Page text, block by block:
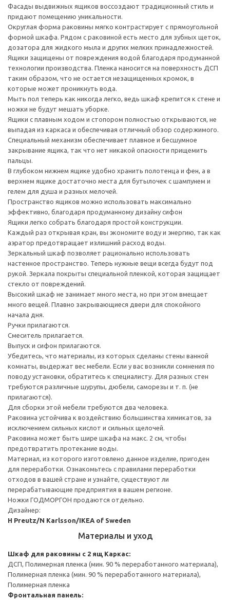
Фасады выдвижных ящиков воссоздают традиционный стиль и
придают помещению уникальности.
Округлая форма раковины мягко контрастирует с прямоугольной
формой шкафа. Рядом с раковиной есть место для зубных щеток,
дозатора для жидкого мыла и других мелких принадлежностей.
Ящики защищены от повреждения водой благодаря продуманной
технологии производства. Пленка наносится на поверхность ДСП
таким образом, что не остается незащищенных кромок, в
которые может проникнуть вода.
Мыть пол теперь как никогда легко, ведь шкаф крепится к стене и
ножки не будут мешать уборке.
Ящики с плавным ходом и стопором полностью открываются, не
выпадая из каркаса и обеспечивая отличный обзор содержимого.
Специальный механизм обеспечивает плавное и бесшумное
закрывание ящика, так что нет никакой опасности прищемить
пальцы.
В глубоком нижнем ящике удобно хранить полотенца и фен, а в
верхнем ящике достаточно места для бутылочек с шампунем и
гелем для душа и разных мелочей.
Пространство ящиков можно использовать максимально
эффективно, благодаря продуманному дизайну сифон
Ящики легко собрать благодаря простой конструкции.
Каждый раз открывая кран, вы экономите воду и энергию, так как
аэратор предотвращает излишний расход воды.
Зеркальный шкаф позволяет рационально использовать
настенное пространство. Теперь нужные вещи всегда будут под
рукой. Зеркала покрыты специальной пленкой, которая защищает
стекло от повреждений.
Высокий шкаф не занимает много места, но при этом вмещает
много вещей. Плавно закрывающиеся двери для спокойного
начала дня.
Ручки прилагаются.
Смеситель прилагается.
Выпуск и сифон прилагаются.
Убедитесь, что материалы, из которых сделаны стены ванной
комнаты, выдержат вес мебели. Если у вас возникли сомнения по
поводу установки, обратитесь к специалисту. Для разных стен
требуются различные шурупы, дюбели, саморезы и т. п. (не
прилагаются).
Для сборки этой мебели требуются два человека.
Раковина устойчива к воздействию большинства химикатов, за
исключением сильных кислот и сильных щелочей.
Раковина может быть шире шкафа на макс. 2 см, чтобы
предотвратить протекание воды.
Материал, из которого изготовлено данное изделие, пригоден
для переработки. Ознакомьтесь с правилами переработки
отходов в вашей стране и узнайте, существуют ли
перерабатывающие предприятия в вашем регионе.
Ножки ГОДМОРГОН продаются отдельно.
Дизайнер:
H Preutz/N Karlsson/IKEA of Sweden
Материалы и уход
Шкаф для раковины с 2 ящ Каркас:
ДСП, Полимерная пленка (мин. 90 % переработанного материала),
Полимерная пленка (мин. 90 % переработанного материала),
Полимерная пленка
Фронтальная панель: